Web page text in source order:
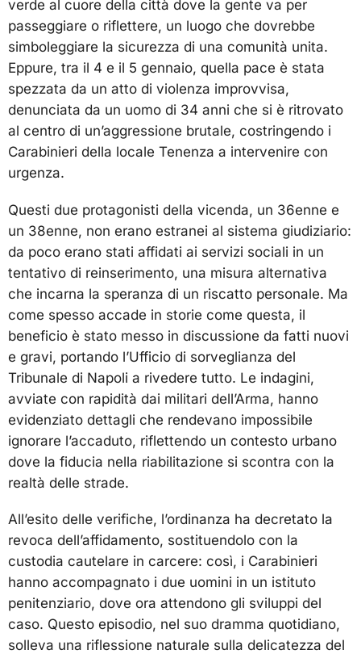
verde al cuore della città dove la gente va per
passeggiare o riflettere, un luogo che dovrebbe
simboleggiare la sicurezza di una comunità unita.
Eppure, tra il 4 e il 5 gennaio, quella pace è stata
spezzata da un atto di violenza improvvisa,
denunciata da un uomo di 34 anni che si è ritrovato
al centro di un’aggressione brutale, costringendo i
Carabinieri della locale Tenenza a intervenire con
urgenza.
Questi due protagonisti della vicenda, un 36enne e
un 38enne, non erano estranei al sistema giudiziario:
da poco erano stati affidati ai servizi sociali in un
tentativo di reinserimento, una misura alternativa
che incarna la speranza di un riscatto personale. Ma
come spesso accade in storie come questa, il
beneficio è stato messo in discussione da fatti nuovi
e gravi, portando l’Ufficio di sorveglianza del
Tribunale di Napoli a rivedere tutto. Le indagini,
avviate con rapidità dai militari dell’Arma, hanno
evidenziato dettagli che rendevano impossibile
ignorare l’accaduto, riflettendo un contesto urbano
dove la fiducia nella riabilitazione si scontra con la
realtà delle strade.
All’esito delle verifiche, l’ordinanza ha decretato la
revoca dell’affidamento, sostituendolo con la
custodia cautelare in carcere: così, i Carabinieri
hanno accompagnato i due uomini in un istituto
penitenziario, dove ora attendono gli sviluppi del
caso. Questo episodio, nel suo dramma quotidiano,
solleva una riflessione naturale sulla delicatezza del